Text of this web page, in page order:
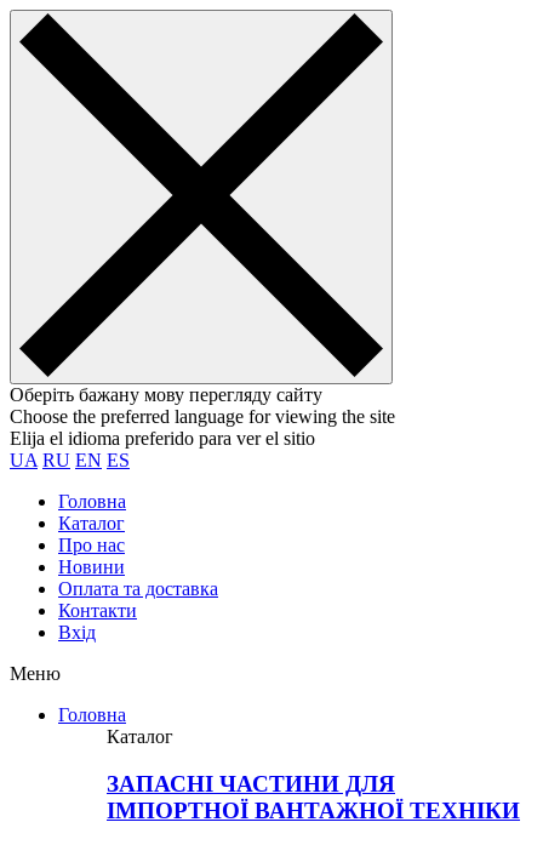
Оберіть бажану мову перегляду сайту
Choose the preferred language for viewing the site
Elija el idioma preferido para ver el sitio
UA RU EN ES
Головна
Каталог
Про нас
Новини
Оплата та доставка
Контакти
Вхiд
Меню
Головна
Каталог
ЗАПАСНІ ЧАСТИНИ ДЛЯ
ІМПОРТНОЇ ВАНТАЖНОЇ ТЕХНІКИ